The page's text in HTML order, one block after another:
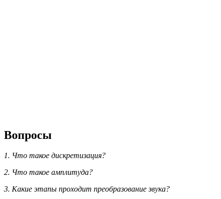
Вопросы
1. Что такое дискретизация?
2. Что такое амплитуда?
3. Какие этапы проходит преобразование звука?